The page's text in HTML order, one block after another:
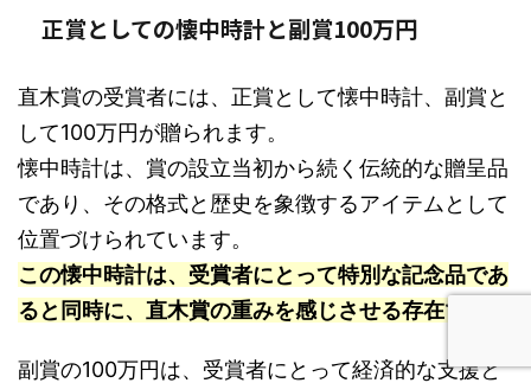
正賞としての懐中時計と副賞100万円
直木賞の受賞者には、正賞として懐中時計、副賞と
して100万円が贈られます。
懐中時計は、賞の設立当初から続く伝統的な贈呈品
であり、その格式と歴史を象徴するアイテムとして
位置づけられています。
この懐中時計は、受賞者にとって特別な記念品であ
ると同時に、直木賞の重みを感じさせる存在です。
副賞の100万円は、受賞者にとって経済的な支援と